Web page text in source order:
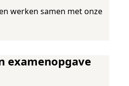
luistertoetsen
ho
werken samen met onze
examenopgave